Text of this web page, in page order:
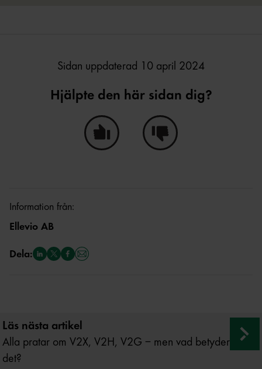
Sidan uppdaterad 10 april 2024
Hjälpte den här sidan dig?
Information från:
Ellevio AB
Dela:
Läs nästa artikel
Alla pratar om V2X, V2H, V2G – men vad betyder
det?